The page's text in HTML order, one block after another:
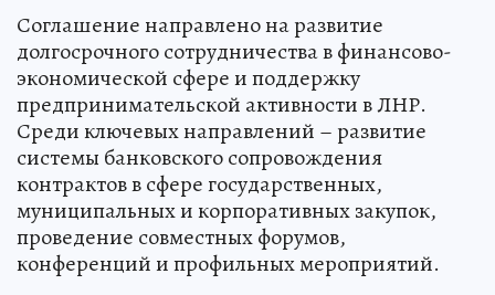
Соглашение направлено на развитие
долгосрочного сотрудничества в финансово-
экономической сфере и поддержку
предпринимательской активности в ЛНР.
Среди ключевых направлений – развитие
системы банковского сопровождения
контрактов в сфере государственных,
муниципальных и корпоративных закупок,
проведение совместных форумов,
конференций и профильных мероприятий.